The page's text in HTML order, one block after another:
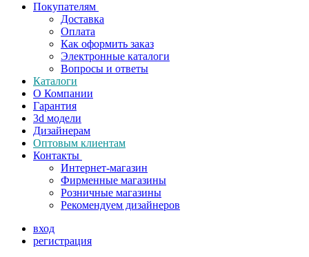
Покупателям
Доставка
Оплата
Как оформить заказ
Электронные каталоги
Вопросы и ответы
Каталоги
О Компании
Гарантия
3d модели
Дизайнерам
Оптовым клиентам
Контакты
Интернет-магазин
Фирменные магазины
Розничные магазины
Рекомендуем дизайнеров
вход
регистрация